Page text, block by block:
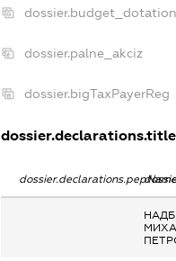
dossier.budget_dotation
dossier.palne_akciz
dossier.bigTaxPayerReg
dossier.declarations.title